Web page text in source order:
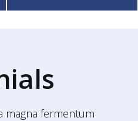
magna fermentum